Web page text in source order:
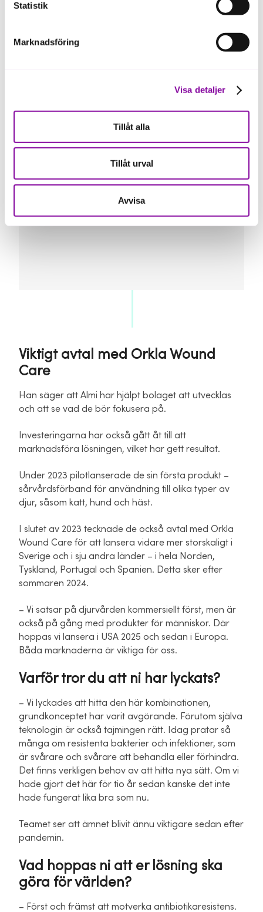
Statistik
Marknadsföring
Visa detaljer
Tillåt alla
Tillåt urval
Avvisa
potential
“Amferia är ett spännande medtech-bolag
att skada kroppen. Även resistenta
sårförband för djur – lanseras nu i Europa
Viktigt avtal med Orkla Wound
Care
Han säger att Almi har hjälpt bolaget att utvecklas
och att se vad de bör fokusera på.
Investeringarna har också gått åt till att
marknadsföra lösningen, vilket har gett resultat.
Under 2023 pilotlanserade de sin första produkt –
sårvårdsförband för användning till olika typer av
djur, såsom katt, hund och häst.
I slutet av 2023 tecknade de också avtal med Orkla
Wound Care för att lansera vidare mer storskaligt i
Sverige och i sju andra länder – i hela Norden,
Tyskland, Portugal och Spanien. Detta sker efter
sommaren 2024.
– Vi satsar på djurvården kommersiellt först, men är
också på gång med produkter för människor. Där
hoppas vi lansera i USA 2025 och sedan i Europa.
Båda marknaderna är viktiga för oss.
Varför tror du att ni har lyckats?
– Vi lyckades att hitta den här kombinationen,
grundkonceptet har varit avgörande. Förutom själva
teknologin är också tajmingen rätt. Idag pratar så
många om resistenta bakterier och infektioner, som
är svårare och svårare att behandla eller förhindra.
Det finns verkligen behov av att hitta nya sätt. Om vi
hade gjort det här för tio år sedan kanske det inte
hade fungerat lika bra som nu.
Teamet ser att ämnet blivit ännu viktigare sedan efter
pandemin.
Vad hoppas ni att er lösning ska
göra för världen?
– Först och främst att motverka antibiotikaresistens.